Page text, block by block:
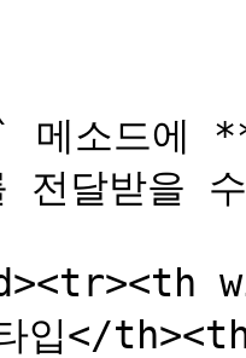
소드에 **
전달받을
입</